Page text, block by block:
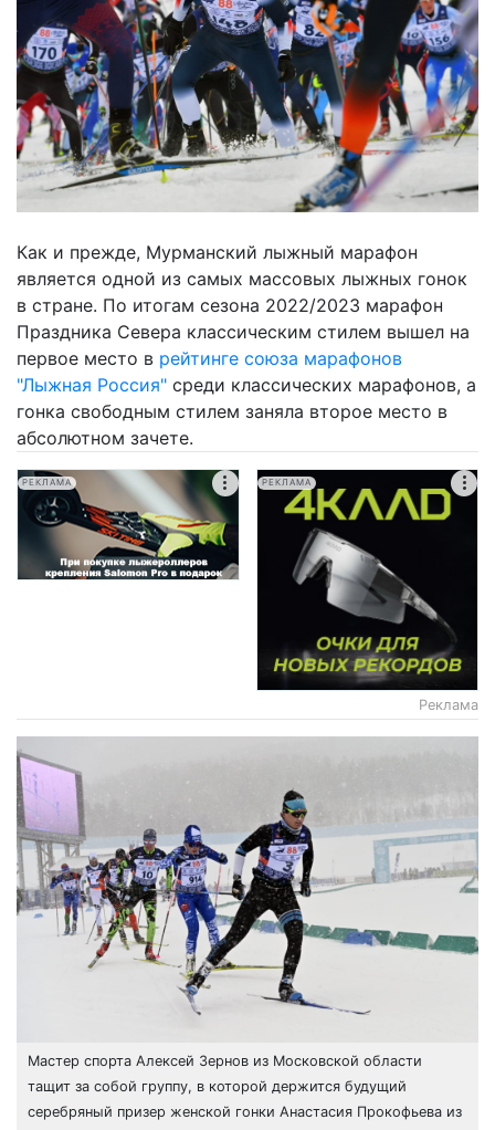
Как и прежде, Мурманский лыжный марафон
является одной из самых массовых лыжных гонок
в стране. По итогам сезона 2022/2023 марафон
Праздника Севера классическим стилем вышел на
первое место в рейтинге союза марафонов
"Лыжная Россия" среди классических марафонов, а
гонка свободным стилем заняла второе место в
абсолютном зачете.
РЕКЛАМА РЕКЛАМА
Реклама
Мастер спорта Алексей Зернов из Московской области
тащит за собой группу, в которой держится будущий
серебряный призер женской гонки Анастасия Прокофьева из